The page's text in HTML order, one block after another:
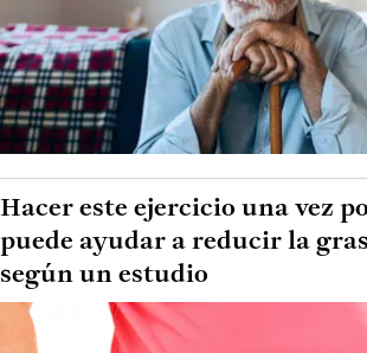
Hacer este ejercicio una vez
puede ayudar a reducir la
según un estudio